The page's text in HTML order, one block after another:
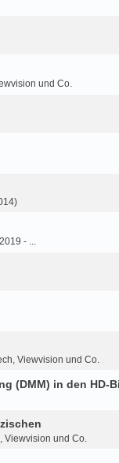
und Co.
- ...
Viewvision und Co.
(DMM) in den HD-
Viewvision und Co.